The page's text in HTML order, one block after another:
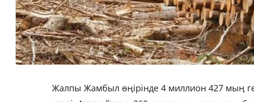
Жалпы Жамбыл өңірінде 4 миллион 427 мың